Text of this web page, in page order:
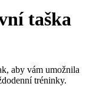
taška
aby vám umožnila
tréninky.